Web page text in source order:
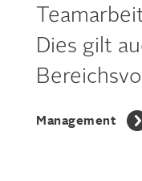
Dies gilt
Management